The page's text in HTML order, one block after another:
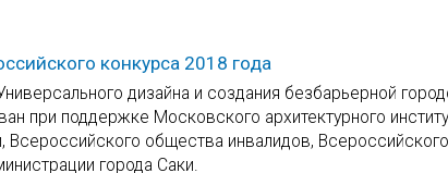
конкурса 2018 года
дизайна и создания безбарьерной
при поддержке Московского архитектурного
общества инвалидов, Всероссийского
города Саки.